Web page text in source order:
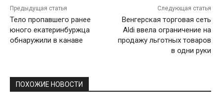
Предыдущая статья
Тело пропавшего ранее
юного екатеринбуржца
обнаружили в канаве
Следующая статья
Венгерская торговая сеть
Aldi ввела ограничение на
продажу льготных товаров
в одни руки
ПОХОЖИЕ НОВОСТИ